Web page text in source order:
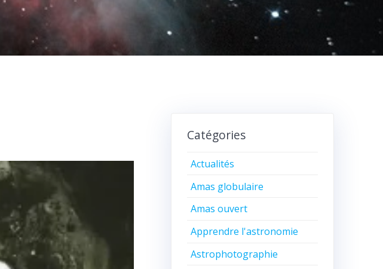
Catégories
Actualités
Amas globulaire
Amas ouvert
Apprendre l'astronomie
Astrophotographie